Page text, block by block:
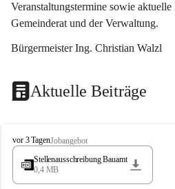
Veranstaltungstermine sowie
Gemeinderat und der Verwaltung.
Bürgermeister Ing. Christian Walzl
Aktuelle Beiträge
S
t
s
vor 3 TagenJobangebot
Stellenausschreibung Bauamt
0,4 MB